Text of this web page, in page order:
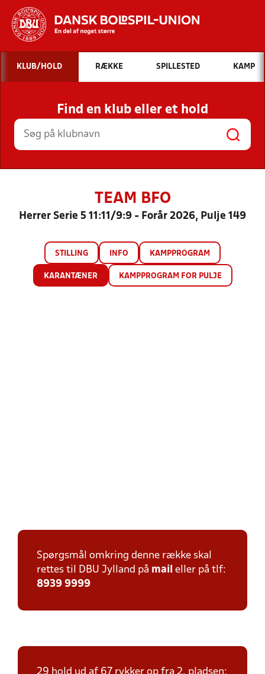
Hvad vil du søge efter?
INDHOLD OG NYHEDER
STILLINGER, RESULTATER, KLUBBER OG
HOLD
KLUB/HOLD RÆKKE SPILLESTED KAMP
Find en klub eller et hold
TEAM BFO
Herrer Serie 5 11:11/9:9 - Forår 2026, Pulje 149
STILLING INFO KAMPPROGRAM
KARANTÆNER KAMPPROGRAM FOR PULJE
Spørgsmål omkring denne række skal
rettes til DBU Jylland på mail eller på tlf:
8939 9999
29 hold ud af 67 rykker op fra 2. pladsen: